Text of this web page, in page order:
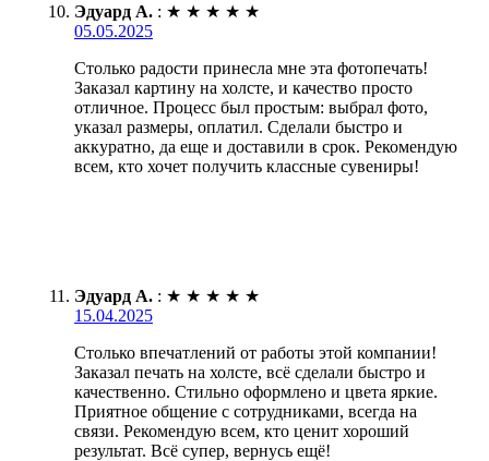
Эдуард А. : ★ ★ ★ ★ ★
05.05.2025
Столько радости принесла мне эта фотопечать!
Заказал картину на холсте, и качество просто
отличное. Процесс был простым: выбрал фото,
указал размеры, оплатил. Сделали быстро и
аккуратно, да еще и доставили в срок. Рекомендую
всем, кто хочет получить классные сувениры!
Эдуард А. : ★ ★ ★ ★ ★
15.04.2025
Столько впечатлений от работы этой компании!
Заказал печать на холсте, всё сделали быстро и
качественно. Стильно оформлено и цвета яркие.
Приятное общение с сотрудниками, всегда на
связи. Рекомендую всем, кто ценит хороший
результат. Всё супер, вернусь ещё!